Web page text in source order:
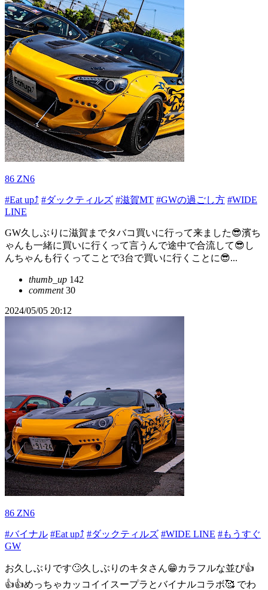
86 ZN6
#Eat up⤴ #ダックティルズ #滋賀MT #GWの過ごし方 #WIDE
LINE
GW久しぶりに滋賀までタバコ買いに行って来ました😎濱ち
ゃんも一緒に買いに行くって言うんで途中で合流して😎し
んちゃんも行くってことで3台で買いに行くことに😎...
thumb_up 142
comment30
2024/05/05 20:12
86 ZN6
#バイナル #Eat up⤴ #ダックティルズ #WIDE LINE #もうすぐ
GW
お久しぶりです🙄久しぶりのキタさん😁カラフルな並び👍
👍👍めっちゃカッコイイスープラとバイナルコラボ🥰 でわ